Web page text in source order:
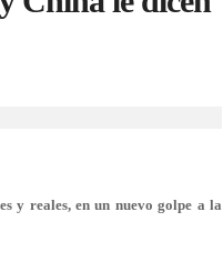
y reales, en un nuevo golpe a la